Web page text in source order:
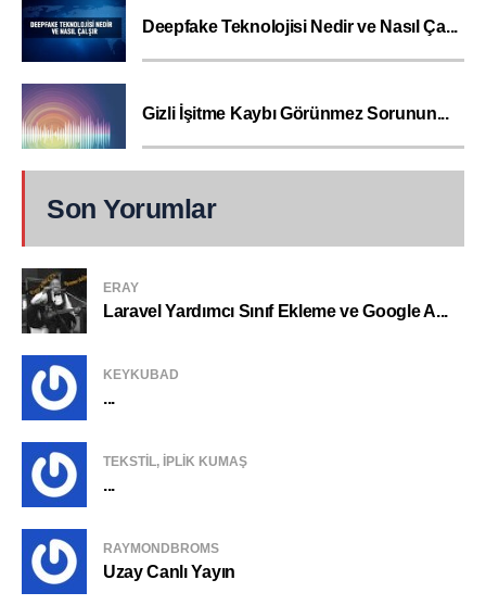
Deepfake Teknolojisi Nedir ve Nasıl Ça...
Gizli İşitme Kaybı Görünmez Sorunun...
Son Yorumlar
ERAY
Laravel Yardımcı Sınıf Ekleme ve Google A...
KEYKUBAD
...
TEKSTIL, IPLIK KUMAŞ
...
RAYMONDBROMS
Uzay Canlı Yayın